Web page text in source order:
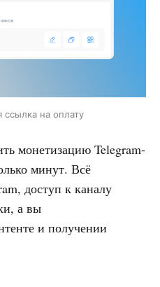
на оплату
монетизацию Telegram-
минут. Всё
доступ к каналу
а вы
и получении